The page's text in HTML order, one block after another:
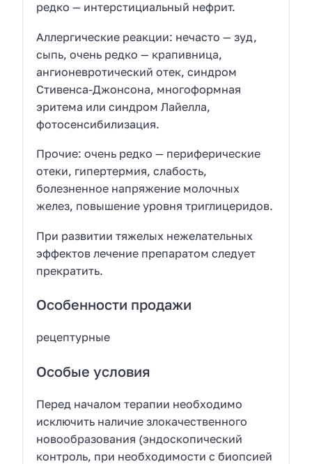
редко — интерстициальный нефрит.
Аллергические реакции: нечасто — зуд,
сыпь, очень редко — крапивница,
ангионевротический отек, синдром
Стивенса-Джонсона, многоформная
эритема или синдром Лайелла,
фотосенсибилизация.
Прочие: очень редко — периферические
отеки, гипертермия, слабость,
болезненное напряжение молочных
желез, повышение уровня триглицеридов.
При развитии тяжелых нежелательных
эффектов лечение препаратом следует
прекратить.
Особенности продажи
рецептурные
Особые условия
Перед началом терапии необходимо
исключить наличие злокачественного
новообразования (эндоскопический
контроль, при необходимости с биопсией